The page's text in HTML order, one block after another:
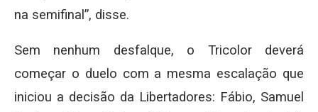
na semifinal”, disse.
Sem nenhum desfalque, o Tricolor deverá
começar o duelo com a mesma escalação que
iniciou a decisão da Libertadores: Fábio, Samuel